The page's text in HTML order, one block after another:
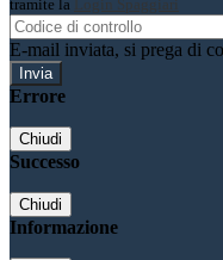
tramite la Login Spaggiari
E-mail inviata, si prega di
Errore
Chiudi
Successo
Chiudi
Informazione